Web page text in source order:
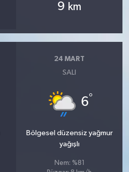
9 km
24 MART
SALI
6°
Bölgesel düzensiz yağmur
yağışlı
Nem: %81